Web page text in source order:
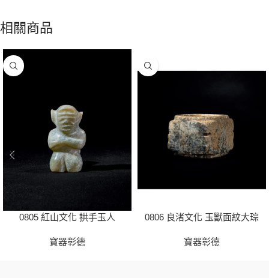
相關商品
0805 紅山文化 拱手玉人
寶器彰德
0806 良渚文化 玉獸面紋大琮
寶器彰德